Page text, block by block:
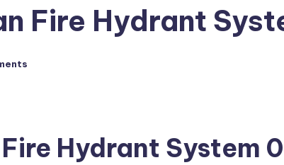
Fire Hydrant
Hydrant System